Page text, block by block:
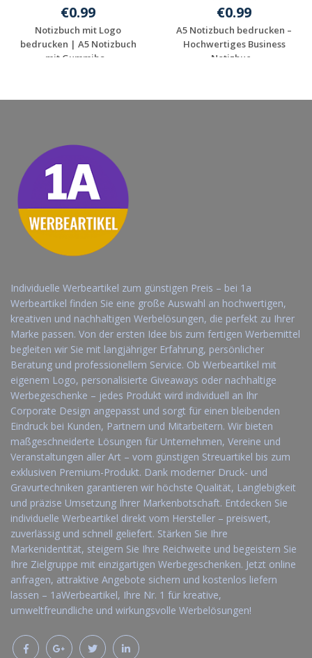
€0.99
Notizbuch mit Logo
bedrucken | A5 Notizbuch
mit Gummiba...
€0.99
A5 Notizbuch bedrucken –
Hochwertiges Business
Notizbuc...
Individuelle Werbeartikel zum günstigen Preis – bei 1a
Werbeartikel finden Sie eine große Auswahl an hochwertigen,
kreativen und nachhaltigen Werbelösungen, die perfekt zu Ihrer
Marke passen. Von der ersten Idee bis zum fertigen Werbemittel
begleiten wir Sie mit langjähriger Erfahrung, persönlicher
Beratung und professionellem Service. Ob Werbeartikel mit
eigenem Logo, personalisierte Giveaways oder nachhaltige
Werbegeschenke – jedes Produkt wird individuell an Ihr
Corporate Design angepasst und sorgt für einen bleibenden
Eindruck bei Kunden, Partnern und Mitarbeitern. Wir bieten
maßgeschneiderte Lösungen für Unternehmen, Vereine und
Veranstaltungen aller Art – vom günstigen Streuartikel bis zum
exklusiven Premium-Produkt. Dank moderner Druck- und
Gravurtechniken garantieren wir höchste Qualität, Langlebigkeit
und präzise Umsetzung Ihrer Markenbotschaft. Entdecken Sie
individuelle Werbeartikel direkt vom Hersteller – preiswert,
zuverlässig und schnell geliefert. Stärken Sie Ihre
Markenidentität, steigern Sie Ihre Reichweite und begeistern Sie
Ihre Zielgruppe mit einzigartigen Werbegeschenken. Jetzt online
anfragen, attraktive Angebote sichern und kostenlos liefern
lassen – 1aWerbeartikel, Ihre Nr. 1 für kreative,
umweltfreundliche und wirkungsvolle Werbelösungen!